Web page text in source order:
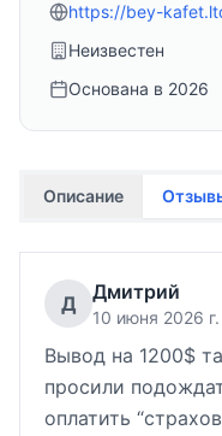
https://bey-
Неизвестен
Основана в 2026
Описание
Д Дмитрий
10 июня 2026 г.
Вывод на 1200$
просили
оплатить